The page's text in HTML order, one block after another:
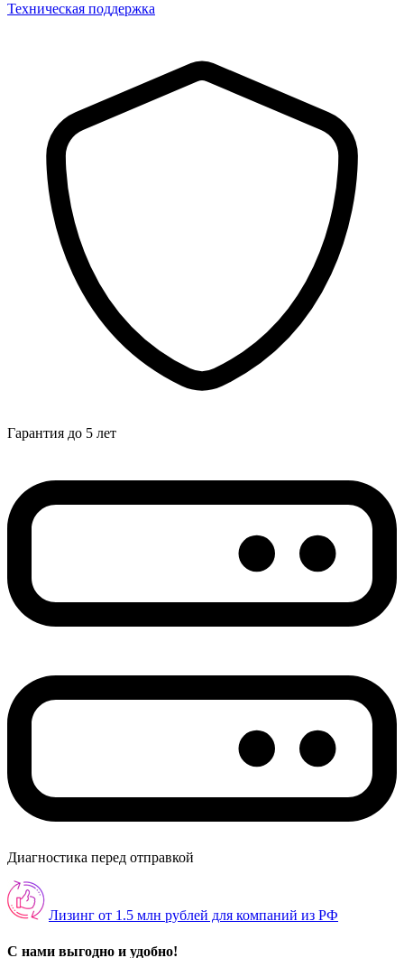
Техническая поддержка
Гарантия до 5 лет
Диагностика перед отправкой
Лизинг от 1.5 млн рублей для компаний из РФ
С нами выгодно и удобно!